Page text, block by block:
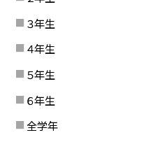
３年生
４年生
５年生
６年生
全学年